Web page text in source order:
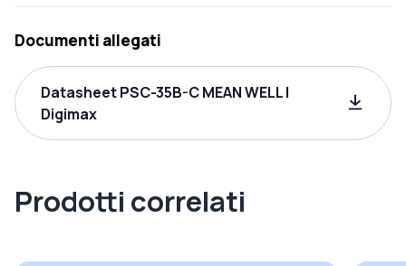
Documenti allegati
Datasheet PSC-35B-C MEAN WELL |
Digimax
Prodotti correlati